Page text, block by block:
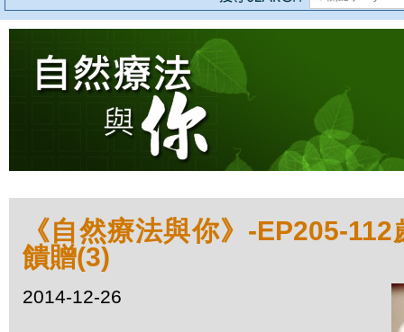
《自然療法與你》-EP205-
饋贈(3)
2014-12-26